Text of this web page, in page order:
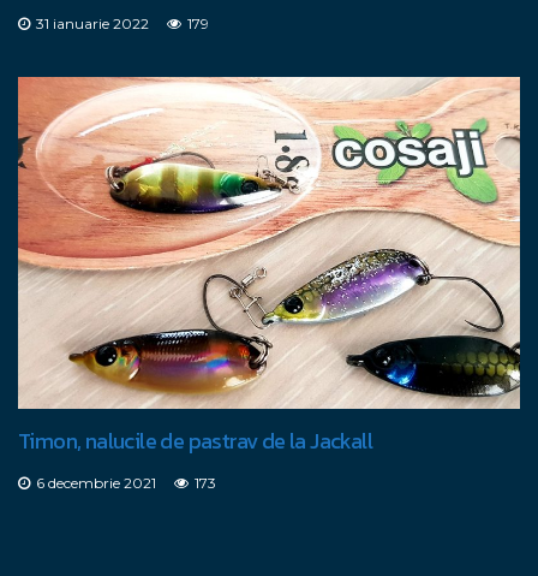
31 ianuarie 2022 179
Timon, nalucile de pastrav de la Jackall
6 decembrie 2021 173